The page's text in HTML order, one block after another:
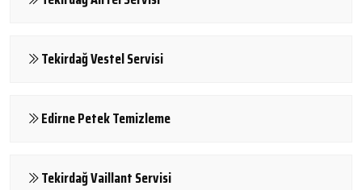
Tekirdağ Vestel Servisi
Edirne Petek Temizleme
Tekirdağ Vaillant Servisi